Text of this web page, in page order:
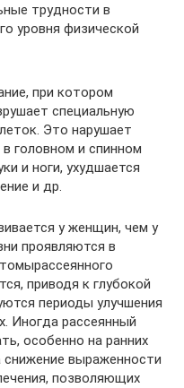
трудности в
уровня физической
при котором
специальную
Это нарушает
головном и спинном
и ноги, ухудшается
и др.
у женщин, чем у
проявляются в
приводя к глубокой
периоды улучшения
Иногда рассеянный
особенно на ранних
снижение выраженности
позволяющих